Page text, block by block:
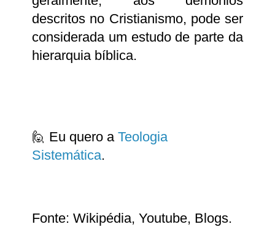
descritos no Cristianismo, pode ser
considerada um estudo de parte da
hierarquia bíblica.
🙋 Eu quero a Teologia
Sistemática.
Fonte: Wikipédia, Youtube, Blogs.